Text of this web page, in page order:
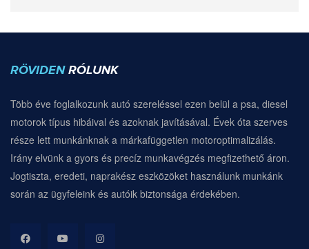
RÖVIDEN RÓLUNK
Több éve foglalkozunk autó szereléssel ezen belül a psa, diesel
motorok típus hibáival és azoknak javításával. Évek óta szerves
része lett munkánknak a márkafüggetlen motoroptimalizálás.
Irány elvünk a gyors és precíz munkavégzés megfizethető áron.
Jogtiszta, eredeti, naprakész eszközöket használunk munkánk
során az ügyfeleink és autóik biztonsága érdekében.